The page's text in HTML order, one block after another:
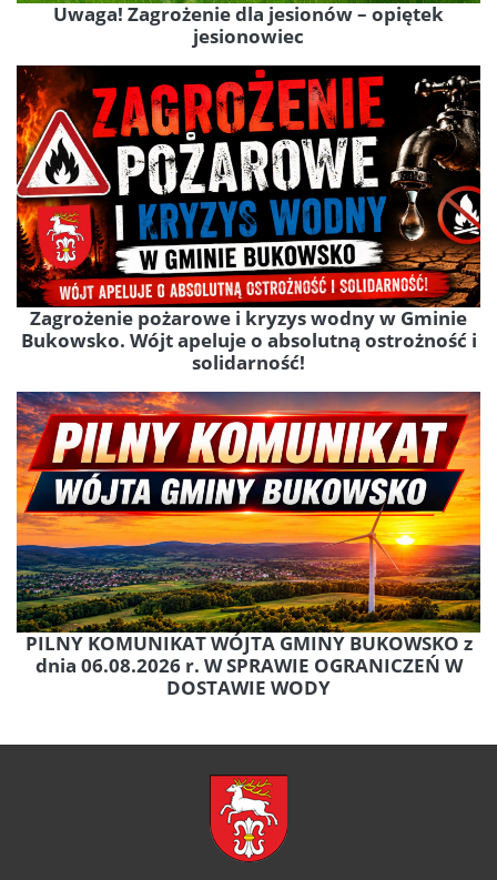
Uwaga! Zagrożenie dla jesionów – opiętek
jesionowiec
Zagrożenie pożarowe i kryzys wodny w Gminie
Bukowsko. Wójt apeluje o absolutną ostrożność i
solidarność!
PILNY KOMUNIKAT WÓJTA GMINY BUKOWSKO z
dnia 06.08.2026 r. W SPRAWIE OGRANICZEŃ W
DOSTAWIE WODY